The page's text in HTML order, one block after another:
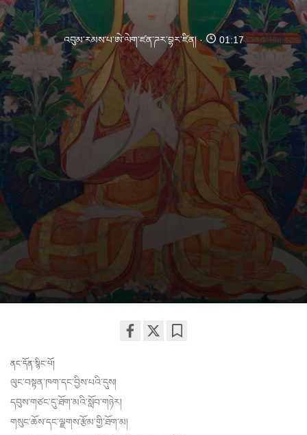
འབུམ་རམས་པ་ཨེ་ལེག་ཛན་ཌར་བྷར་ཛིན། 01:17
ནང་དོན་སྙིང་པོ།
ལུང་བསྟན་ཁག་དང་བྱིས་པའི་དུས།
དབུས་གཙང་དུ་ཐོག་མའི་སློབ་གཉེར།
གསུང་ཆོས་དང་ལྗགས་རྩོམ་གྱི་ཐོག་མ།